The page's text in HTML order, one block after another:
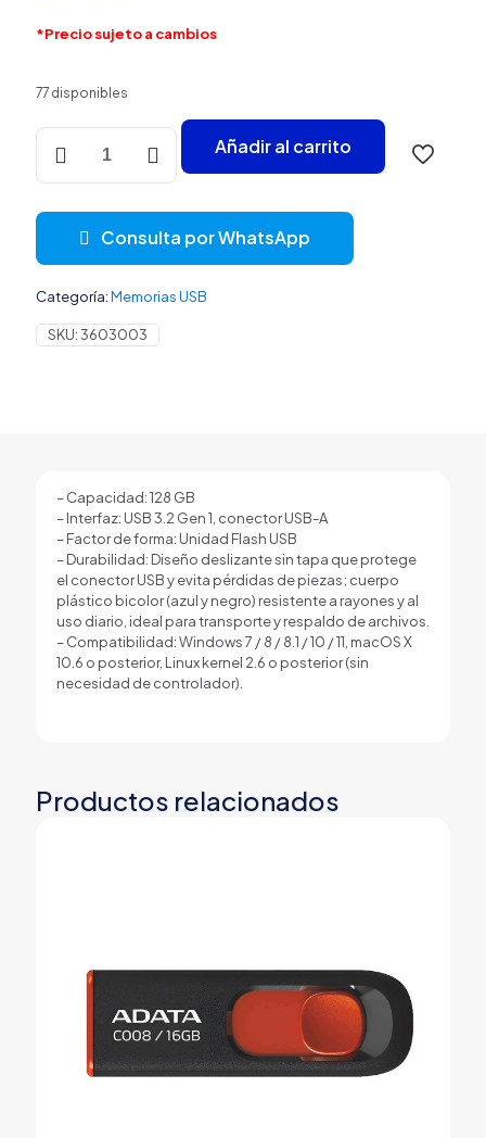
*Precio sujeto a cambios
77 disponibles
MEMORIA
128GB
UV128
A
GEN
1
AUV128-
Añadir al carrito
Consulta por WhatsApp
Categoría:Memorias USB
SKU:3603003
– Capacidad: 128 GB
– Interfaz: USB 3.2 Gen 1, conector USB-A
– Factor de forma: Unidad Flash USB
– Durabilidad: Diseño deslizante sin tapa que protege
el conector USB y evita pérdidas de piezas; cuerpo
plástico bicolor (azul y negro) resistente a rayones y al
uso diario, ideal para transporte y respaldo de archivos.
– Compatibilidad: Windows 7 / 8 / 8.1 / 10 / 11, macOS X
10.6 o posterior, Linux kernel 2.6 o posterior (sin
necesidad de controlador).
Productos relacionados